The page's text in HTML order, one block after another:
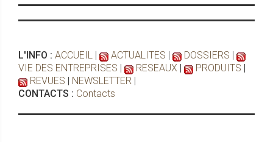
L'INFO : ACCUEIL | ACTUALITES | DOSSIERS |
VIE DES ENTREPRISES | RESEAUX | PRODUITS |
REVUES | NEWSLETTER |
CONTACTS : Contacts